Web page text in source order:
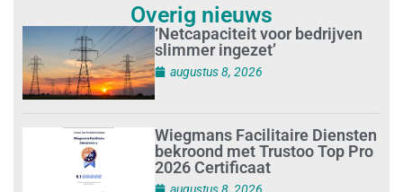
Overig nieuws
‘Netcapaciteit voor bedrijven
slimmer ingezet’
augustus 8, 2026
Wiegmans Facilitaire Diensten
bekroond met Trustoo Top Pro
2026 Certificaat
augustus 8, 2026